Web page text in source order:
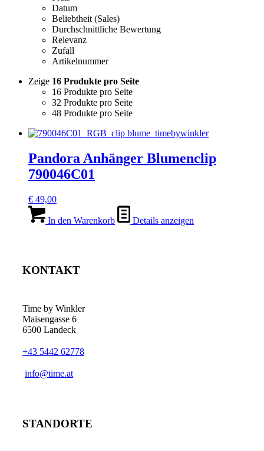
Datum
Beliebtheit (Sales)
Durchschnittliche Bewertung
Relevanz
Zufall
Artikelnummer
Zeige 16 Produkte pro Seite
16 Produkte pro Seite
32 Produkte pro Seite
48 Produkte pro Seite
Pandora Anhänger Blumenclip
790046C01
€ 49,00
In den Warenkorb Details anzeigen
KONTAKT
Time by Winkler
Maisengasse 6
6500 Landeck
+43 5442 62778
­info@time.at
STANDORTE